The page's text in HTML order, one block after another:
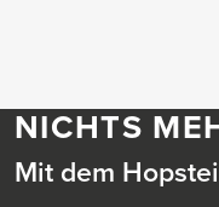
NICHTS
Mit dem